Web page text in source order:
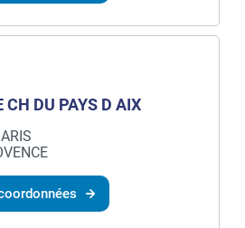
CH DU PAYS D AIX